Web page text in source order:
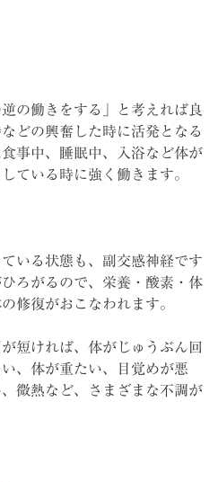
の働きをする」と考えれば良
どの興奮した時に活発となる
事中、睡眠中、入浴など体が
ている時に強く働きます。
いる状態も、副交感神経です
ろがるので、栄養・酸素・体
修復がおこなわれます。
短ければ、体がじゅうぶん回
、体が重たい、目覚めが悪
微熱など、さまざまな不調が